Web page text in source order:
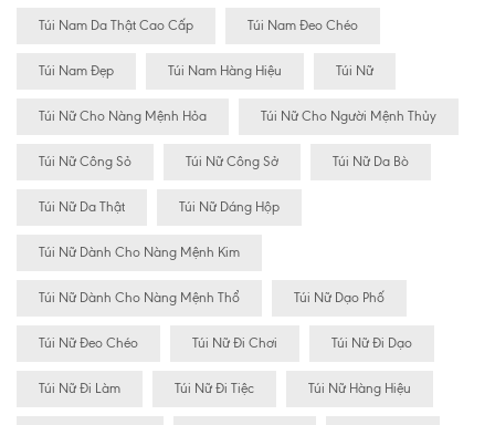
Túi Nam Da Thật Cao Cấp Túi Nam Đeo Chéo
Túi Nam Đẹp Túi Nam Hàng Hiệu Túi Nữ
Túi Nữ Cho Nàng Mệnh Hỏa Túi Nữ Cho Người Mệnh Thủy
Túi Nữ Công Sỏ Túi Nữ Công Sở Túi Nữ Da Bò
Túi Nữ Da Thật Túi Nữ Dáng Hộp
Túi Nữ Dành Cho Nàng Mệnh Kim
Túi Nữ Dành Cho Nàng Mệnh Thổ Túi Nữ Dạo Phố
Túi Nữ Đeo Chéo Túi Nữ Đi Chơi Túi Nữ Đi Dạo
Túi Nữ Đi Làm Túi Nữ Đi Tiệc Túi Nữ Hàng Hiệu